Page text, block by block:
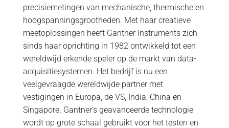
precisiemetingen van mechanische, thermische en
hoogspanningsgrootheden. Met haar creatieve
meetoplossingen heeft Gantner Instruments zich
sinds haar oprichting in 1982 ontwikkeld tot een
wereldwijd erkende speler op de markt van data-
acquisitiesystemen. Het bedrijf is nu een
veelgevraagde wereldwijde partner met
vestigingen in Europa, de VS, India, China en
Singapore. Gantner's geavanceerde technologie
wordt op grote schaal gebruikt voor het testen en